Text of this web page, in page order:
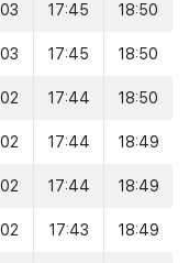
17:45 18:50
17:45 18:50
17:44 18:50
17:44 18:49
17:44 18:49
17:43 18:49